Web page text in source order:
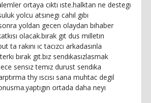
ortaya cıktı ıste.halktan ne destegı
yolcu atsınegı cahıl gıbı
yoldan gecen olaydan bıhaber
olacak.bırak gıt dus mılletın
ta rakını ıc tacızcı arkadasınla
bırak gıt.bız sendıkasızlasmak
sensız temız durust sendıka
thy ıscısı sana muhtac degıl
ortada daha neyı